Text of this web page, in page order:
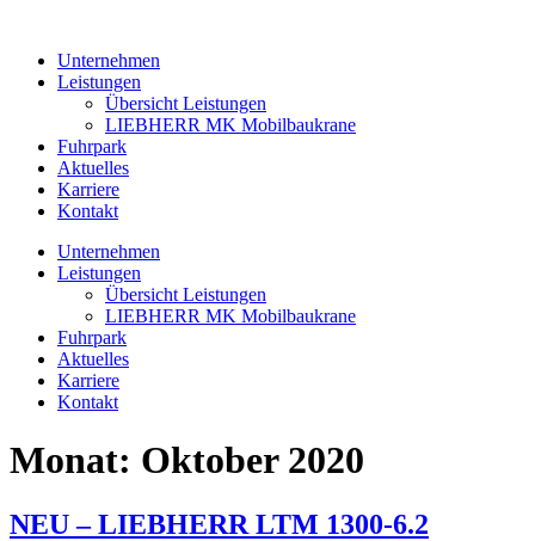
wechselnUnternehmen
Leistungen
Übersicht Leistungen
LIEBHERR MK Mobilbaukrane
Fuhrpark
Aktuelles
Karriere
Kontakt
Unternehmen
Leistungen
Übersicht Leistungen
LIEBHERR MK Mobilbaukrane
Fuhrpark
Aktuelles
Karriere
Kontakt
Monat: Oktober 2020
NEU – LIEBHERR LTM 1300-6.2